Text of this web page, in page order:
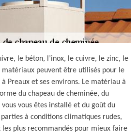
le béton, l’inox, le cuivre, le zinc, le
matériaux peuvent être utilisés pour le
Preaux et ses environs. Le matériau à
du chapeau de cheminée, du
vous êtes installé et du goût du
à conditions climatiques rudes,
les plus recommandés pour mieux faire